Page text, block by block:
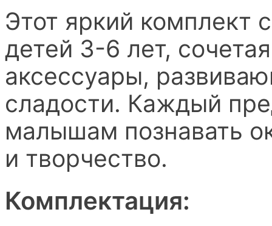
Этот яркий комплект
детей 3-6 лет,
аксессуары,
сладости. Каждый
малышам познавать
и творчество.
Комплектация: